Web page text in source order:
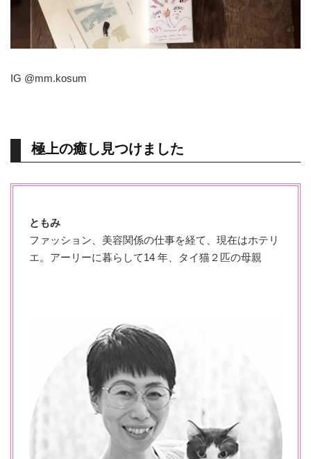
IG @mm.kosum
極上の癒し見つけました
ともみ
ファッション、美容関係の仕事を経て、現在はホテリ
エ。アーリーに暮らして14 年、タイ猫２匹の母親